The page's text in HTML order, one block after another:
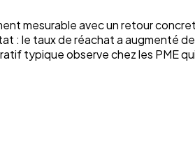
mesurable avec un retour
: le taux de réachat a augmenté
typique observe chez les PME